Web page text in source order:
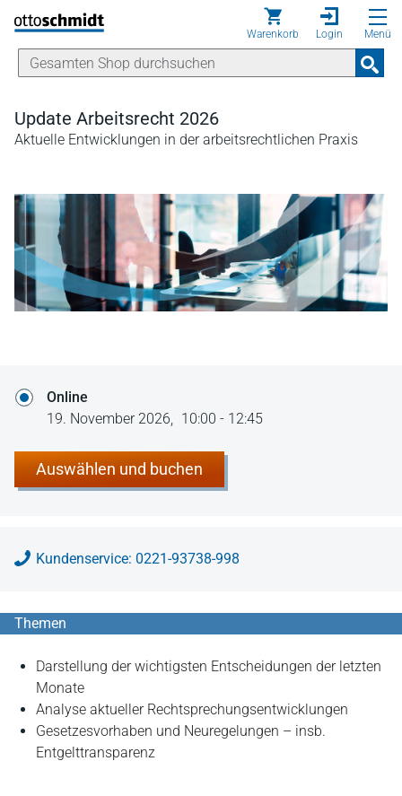
Direkt zum Inhalt
Warenkorb Login Menü
Update Arbeitsrecht 2026
Aktuelle Entwicklungen in der arbeitsrechtlichen Praxis
Online
19. November 2026, 10:00 - 12:45
Auswählen und buchen
Kundenservice: 0221-93738-998
Themen
Darstellung der wichtigsten Entscheidungen der letzten
Monate
Analyse aktueller Rechtsprechungsentwicklungen
Gesetzesvorhaben und Neuregelungen – insb.
Entgelttransparenz